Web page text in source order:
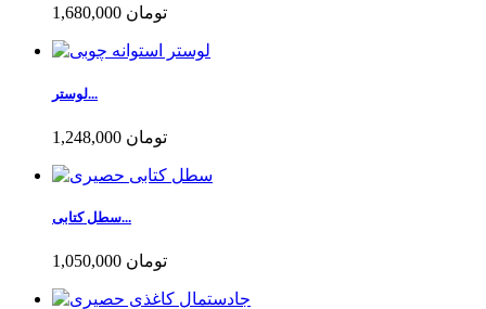
1,680,000 تومان
لوستر...
1,248,000 تومان
سطل کتابی...
1,050,000 تومان